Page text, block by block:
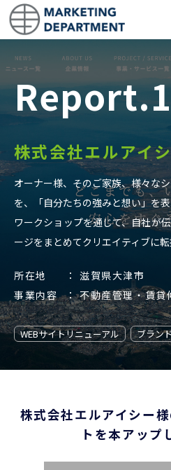
ホーム
ビジネスコンセプト
会社概要
PURPOSE・CREDO
サービス
マーケティング戦略の言
フルオーダーWEBサイト制
マーケティング活動のPDCA
マーケティングのセカンド
DTPデザイン・パンフレッ
スチール・動画撮影
マーケティングマガジン
株式会社エルアイ
オーナー様、そのご家族、様々な
を、「自分たちの強みと想い」を
ワークショップを通じて、自社が
ージをまとめてクリエイティブに
所在地
滋賀県大津市
事業内容
不動産管理・賃貸
WEBサイトリニューアル ブラン
株式会社エルアイシー
トを本アップ